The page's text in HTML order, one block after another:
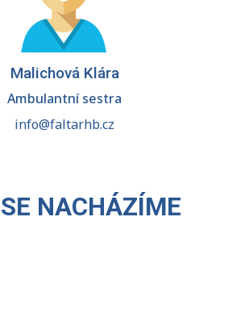
Malichová Klára
Ambulantní sestra
info@faltarhb.cz
NACHÁZÍME